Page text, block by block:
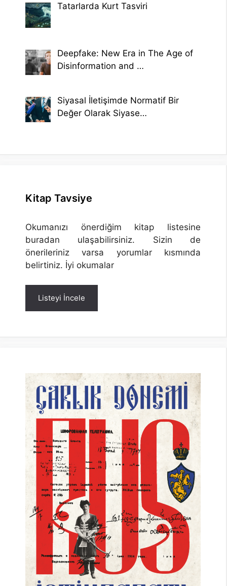
Tatarlarda Kurt Tasviri
Deepfake: New Era in The Age of
Disinformation and …
Siyasal İletişimde Normatif Bir
Değer Olarak Siyase…
Kitap Tavsiye
Okumanızı önerdiğim kitap listesine
buradan ulaşabilirsiniz. Sizin de
önerileriniz varsa yorumlar kısmında
belirtiniz. İyi okumalar
Listeyi İncele